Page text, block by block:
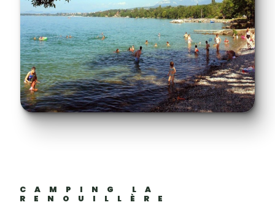
CAMPING LA
RENOUILLÈRE